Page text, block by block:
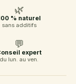
🌿
% naturel
sans additifs
💬
expert
du lun. au ven.